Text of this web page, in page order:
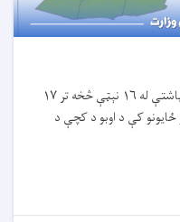
له ۱۶ نېټې څخه تر ۱۷
ځایونو کې د اوبو د کچې د